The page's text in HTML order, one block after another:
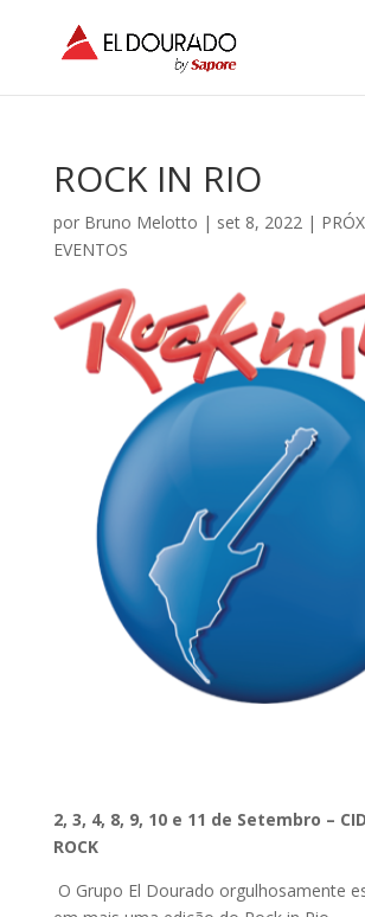
ROCK IN RIO
por Bruno Melotto | set 8, 2022|
EVENTOS
2, 3, 4, 8, 9, 10 e 11 de Setembro –
ROCK
O Grupo El Dourado orgulhosamente